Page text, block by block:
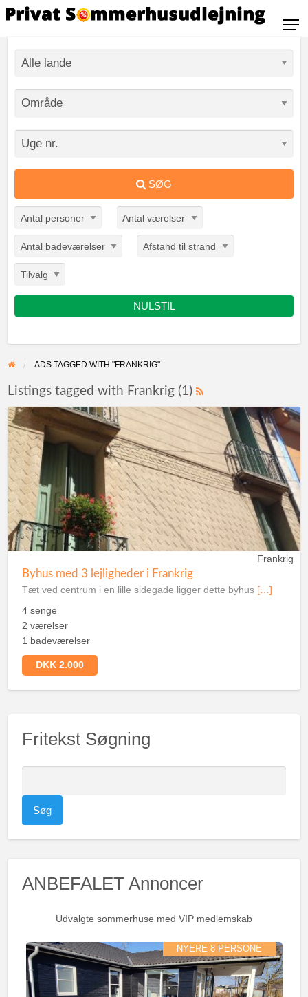
SØG
Antal personer Antal værelser
Antal badeværelser Afstand til strand
Tilvalg
NULSTIL
ADS TAGGED WITH "FRANKRIG"
Listings tagged with Frankrig (1)
Frankrig
Byhus med 3 lejligheder i Frankrig
Tæt ved centrum i en lille sidegade ligger dette byhus […]
4 senge
2 værelser
1 badeværelser
DKK 2.000
Fritekst Søgning
ø
e
e
ANBEFALET Annoncer
Udvalgte sommerhuse med VIP medlemskab
NYERE 8 PERSONE